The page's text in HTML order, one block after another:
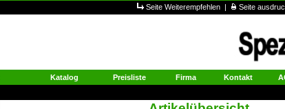
Seite Weiterempfehlen | Seite
Katalog Preisliste Firma Kontakt